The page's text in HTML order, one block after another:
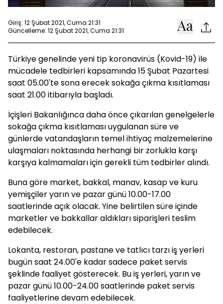
Giriş: 12 Şubat 2021, Cuma 21:31
Güncelleme: 12 Şubat 2021, Cuma 21:31
Türkiye genelinde yeni tip koronavirüs (Kovid-19) ile
mücadele tedbirleri kapsamında 15 Şubat Pazartesi
saat 05.00'te sona erecek sokağa çıkma kısıtlaması
saat 21.00 itibarıyla başladı.
İçişleri Bakanlığınca daha önce çıkarılan genelgelerle
sokağa çıkma kısıtlaması uygulanan süre ve
günlerde vatandaşların temel ihtiyaç malzemelerine
ulaşmaları noktasında herhangi bir zorlukla karşı
karşıya kalmamaları için gerekli tüm tedbirler alındı.
Buna göre market, bakkal, manav, kasap ve kuru
yemişçiler yarın ve pazar günü 10.00-17.00
saatlerinde açık olacak. Yine belirtilen süre içinde
marketler ve bakkallar aldıkları siparişleri teslim
edebilecek.
Lokanta, restoran, pastane ve tatlıcı tarzı iş yerleri
bugün saat 24.00'e kadar sadece paket servis
şeklinde faaliyet gösterecek. Bu iş yerleri, yarın ve
pazar günü 10.00-24.00 saatlerinde paket servis
faaliyetlerine devam edebilecek.